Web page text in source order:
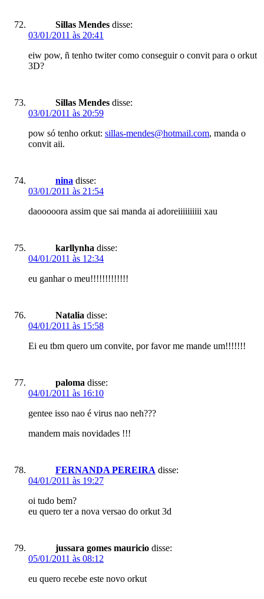
Sillas Mendes disse:
03/01/2011 às 20:41
eiw pow, ñ tenho twiter como conseguir o convit para o orkut
3D?
Sillas Mendes disse:
03/01/2011 às 20:59
pow só tenho orkut: sillas-mendes@hotmail.com, manda o
convit aii.
nina disse:
03/01/2011 às 21:54
daooooora assim que sai manda ai adoreiiiiiiiiii xau
karllynha disse:
04/01/2011 às 12:34
eu ganhar o meu!!!!!!!!!!!!!
Natalia disse:
04/01/2011 às 15:58
Ei eu tbm quero um convite, por favor me mande um!!!!!!!
paloma disse:
04/01/2011 às 16:10
gentee isso nao é virus nao neh???
mandem mais novidades !!!
FERNANDA PEREIRA disse:
04/01/2011 às 19:27
oi tudo bem?
eu quero ter a nova versao do orkut 3d
jussara gomes mauricio disse:
05/01/2011 às 08:12
eu quero recebe este novo orkut